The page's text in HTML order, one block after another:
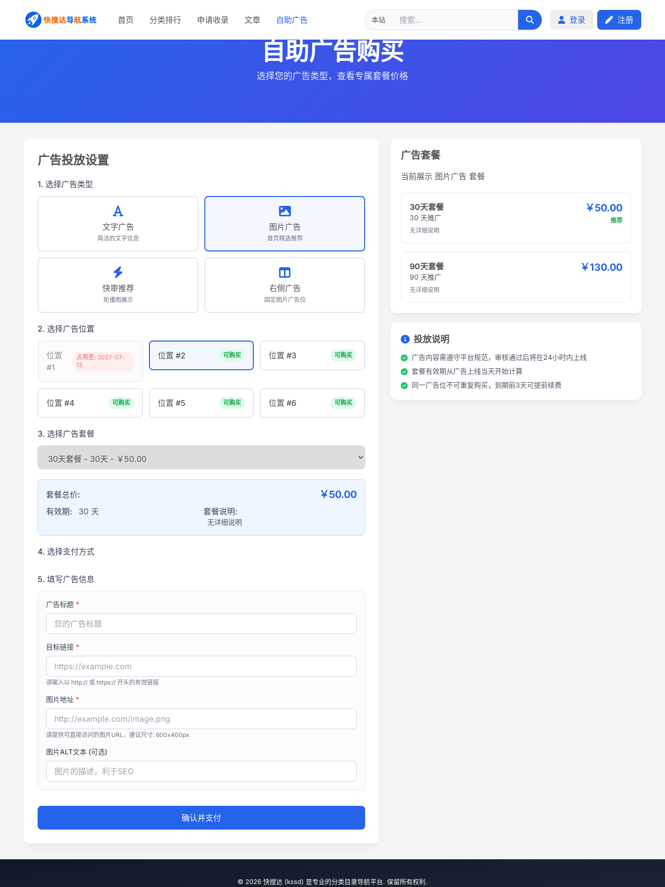
首页 分类排行 申请收录 文章 自助广告 登录 注册
自助广告购买
选择您的广告类型，查看专属套餐价格
广告投放设置
1. 选择广告类型
文字广告
简洁的文字信息
图片广告
首页精选推荐
快审推荐
轮播图展示
右侧广告
固定图片广告位
2. 选择广告位置
位置
#1
占用至: 2027-07-
13
位置 #2 可购买 位置 #3 可购买
位置 #4 可购买 位置 #5 可购买 位置 #6 可购买
3. 选择广告套餐
套餐总价: ￥50.00
有效期: 30 天 套餐说明:
无详细说明
4. 选择支付方式
5. 填写广告信息
广告标题 *
目标链接 *
请输入以 http:// 或 https:// 开头的有效链接
图片地址 *
请提供可直接访问的图片URL，建议尺寸: 600x400px
图片ALT文本 (可选)
确认并支付
广告套餐
当前展示 图片广告 套餐
30天套餐
30 天推广
无详细说明
￥50.00
推荐
90天套餐
90 天推广
无详细说明
￥130.00
投放说明
广告内容需遵守平台规范，审核通过后将在24小时内上线
套餐有效期从广告上线当天开始计算
同一广告位不可重复购买，到期前3天可提前续费
© 2026 快搜达 (kssd) 是专业的分类目录导航平台. 保留所有权利.